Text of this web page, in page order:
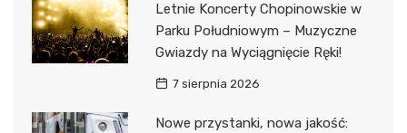
Letnie Koncerty Chopinowskie w
Parku Południowym – Muzyczne
Gwiazdy na Wyciągnięcie Ręki!
7 sierpnia 2026
Nowe przystanki, nowa jakość: